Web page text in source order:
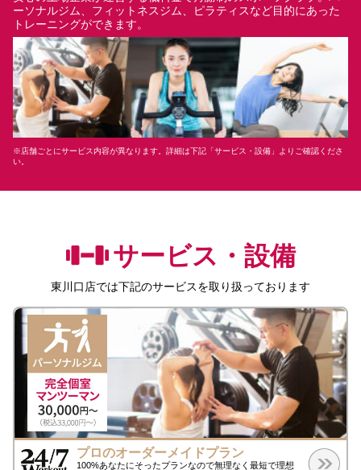
ーソナルジム、フィットネスジム、ピラティスなど目的にあった
トレーニングができます。
※店舗ごとにサービス内容が異なります。詳細は下記「サービス・設備」よりご確認くださ
い。
サービス・設備
東川口店では下記のサービスを取り扱っております
プロのオーダーメイドプラン
100%あなたにそったプランなので無理なく最短で理想